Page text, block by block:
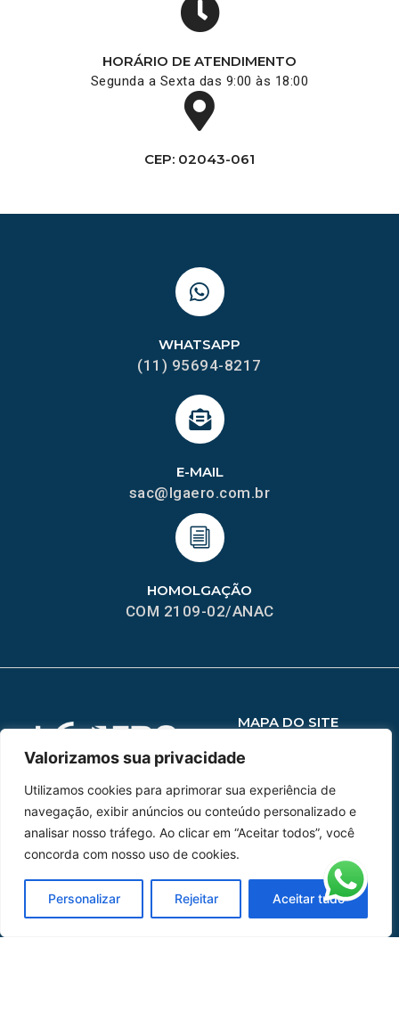
Valorizamos sua privacidade
Utilizamos cookies para aprimorar sua experiência de
navegação, exibir anúncios ou conteúdo personalizado e
analisar nosso tráfego. Ao clicar em “Aceitar todos”, você
concorda com nosso uso de cookies.
Personalizar Rejeitar Aceitar tudo
HORÁRIO DE ATENDIMENTO
Segunda a Sexta das 9:00 às 18:00
CEP: 02043-061
HOMOLGAÇÃO
COM 2109-02/ANAC
E-MAIL
sac@lgaero.com.br
WHATSAPP
(11) 95694-8217
MAPA DO SITE
Home
Peças
Catálogo de Aplicações
Oficina de Mangueiras
Contato